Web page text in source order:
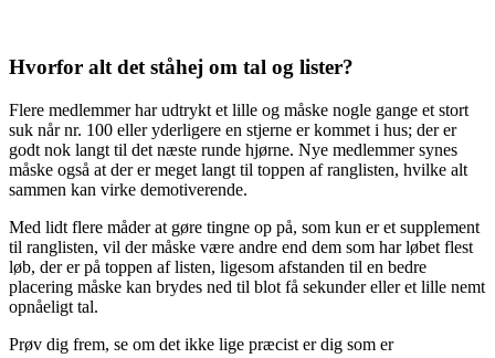
Hvorfor alt det ståhej om tal og lister?
Flere medlemmer har udtrykt et lille og måske nogle gange et stort
suk når nr. 100 eller yderligere en stjerne er kommet i hus; der er
godt nok langt til det næste runde hjørne. Nye medlemmer synes
måske også at der er meget langt til toppen af ranglisten, hvilke alt
sammen kan virke demotiverende.
Med lidt flere måder at gøre tingne op på, som kun er et supplement
til ranglisten, vil der måske være andre end dem som har løbet flest
løb, der er på toppen af listen, ligesom afstanden til en bedre
placering måske kan brydes ned til blot få sekunder eller et lille nemt
opnåeligt tal.
Prøv dig frem, se om det ikke lige præcist er dig som er